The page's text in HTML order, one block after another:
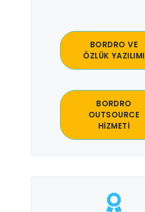
BORDRO VE
ÖZLÜK YAZILIMI
BORDRO
OUTSOURCE
HİZMETİ